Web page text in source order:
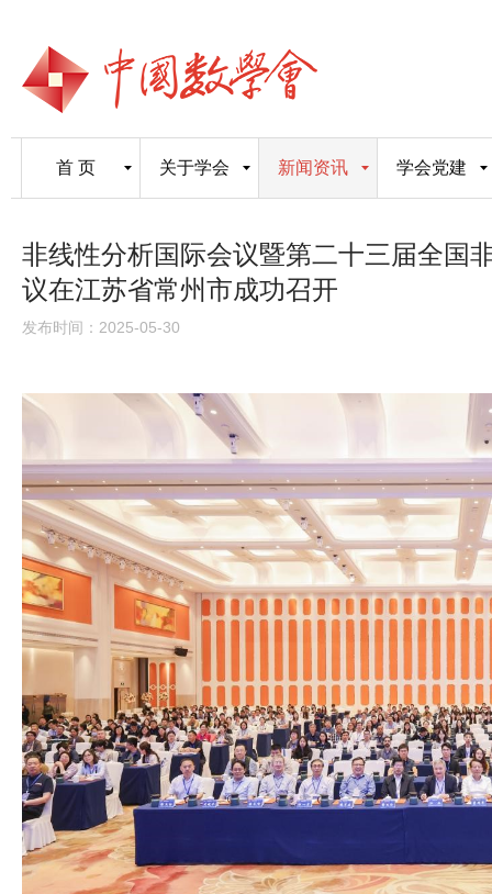
首 页 关于学会 新闻资讯 学会党建
非线性分析国际会议暨第二十三届全国
议在江苏省常州市成功召开
发布时间：2025-05-30